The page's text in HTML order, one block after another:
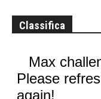
Classifica